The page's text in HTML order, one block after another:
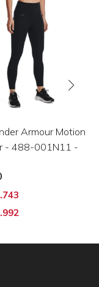
Armour Motion
- 488-001N11 -